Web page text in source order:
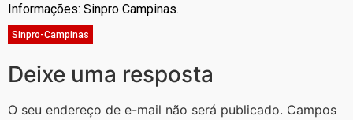
Informações: Sinpro Campinas.
Sinpro-Campinas
Deixe uma resposta
O seu endereço de e-mail não será publicado. Campos